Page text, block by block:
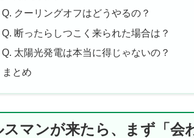
Q. クーリングオフはどうやるの？
Q. 断ったらしつこく来られた場合は？
Q. 太陽光発電は本当に得じゃないの？
まとめ
スマンが来たら、まず「会